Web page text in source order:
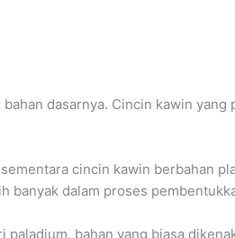
dasarnya. Cincin kawin
cincin kawin berbahan
banyak dalam proses
bahan yang biasa